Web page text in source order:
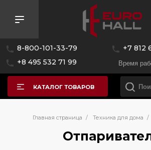
8-800-101-33-79
+7 812
+8 495 532 71 99
Время
КАТАЛОГ ТОВАРОВ
Главная страница / Техника для дома /
Розничная цена
—
Бренд
Страна производитель